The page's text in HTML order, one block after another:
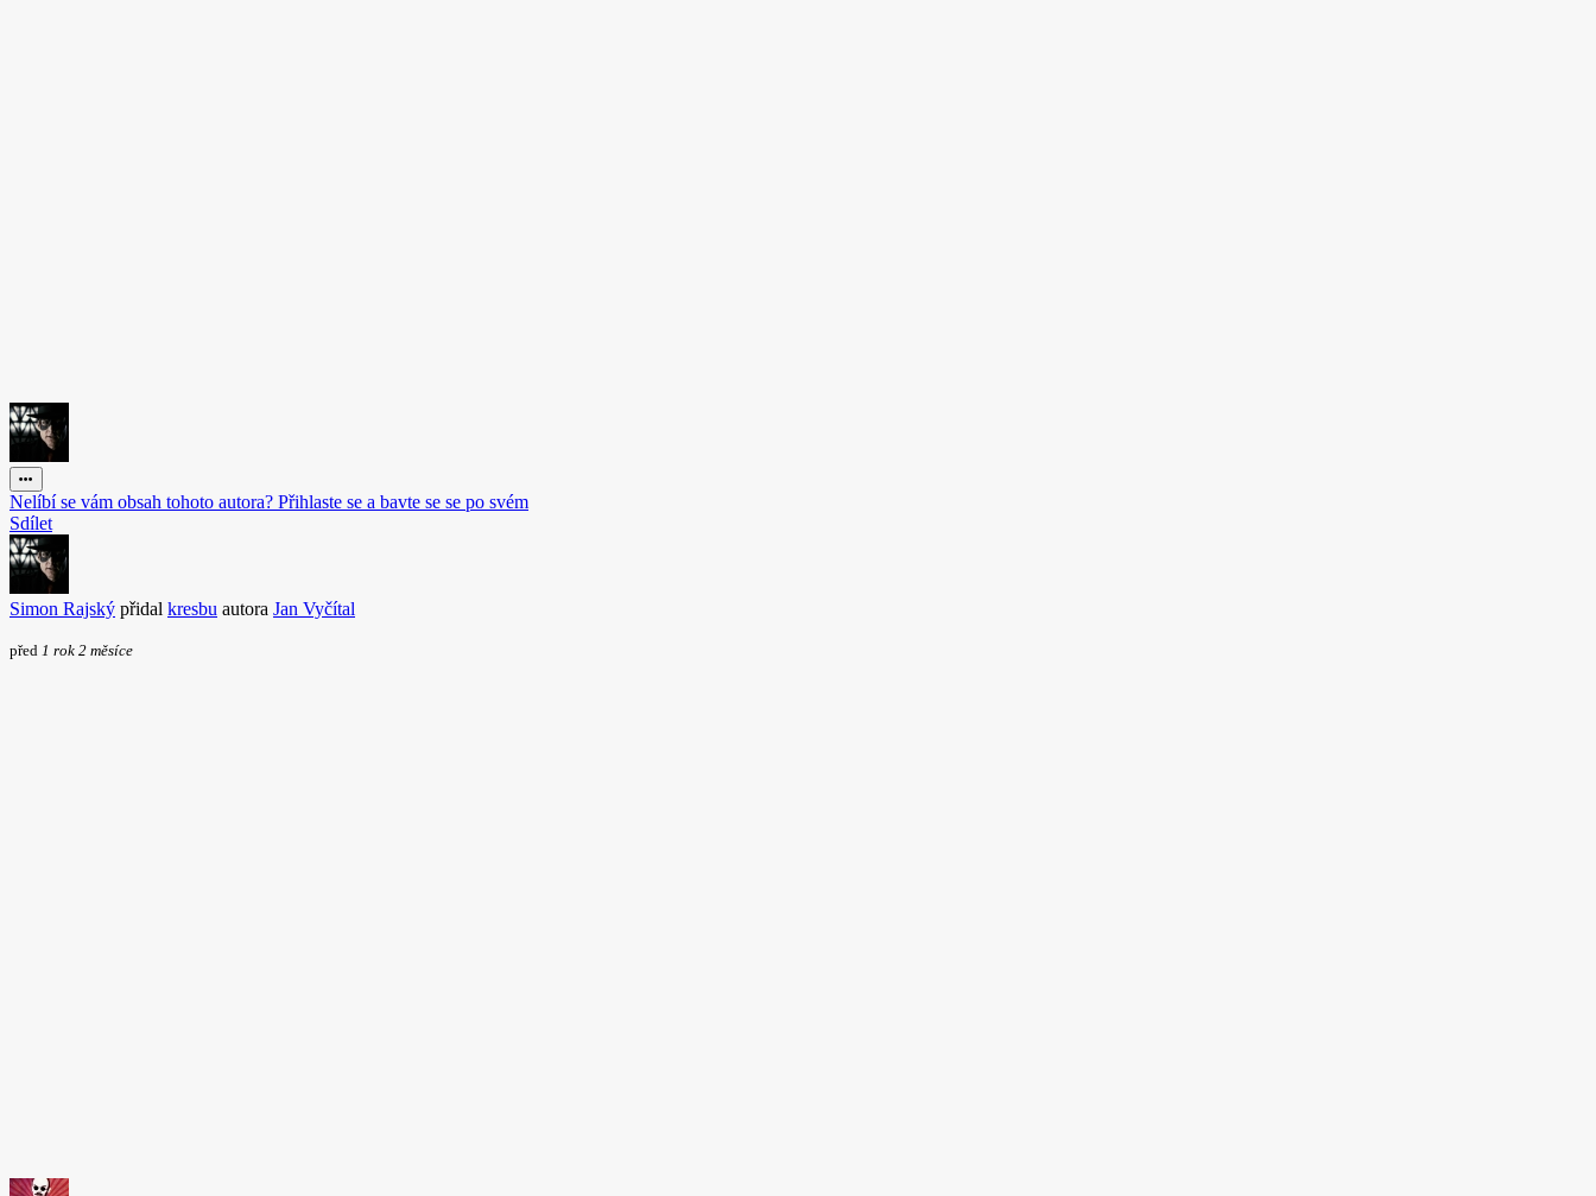
Nelíbí se vám obsah tohoto autora? Přihlaste se a bavte se se po svém
Sdílet
Simon Rajský přidal kresbu autora Jan Vyčítal
před 1 rok 2 měsíce